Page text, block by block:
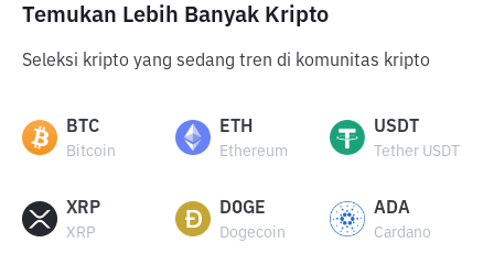
Temukan Lebih Banyak Kripto
Seleksi kripto yang sedang tren di komunitas kripto
BTC
Bitcoin
ETH
Ethereum
USDT
Tether USDT
XRP
XRP
DOGE
Dogecoin
ADA
Cardano